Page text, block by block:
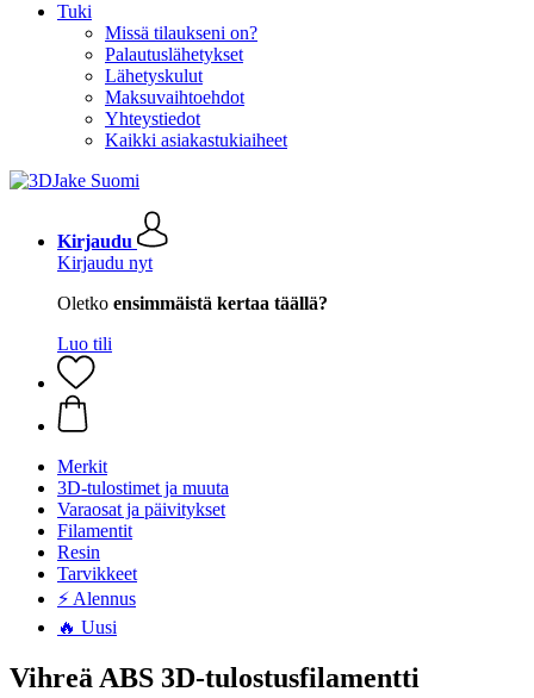
Tuki
Missä tilaukseni on?
Palautuslähetykset
Lähetyskulut
Maksuvaihtoehdot
Yhteystiedot
Kaikki asiakastukiaiheet
Kirjaudu
Kirjaudu nyt
Oletko ensimmäistä kertaa täällä?
Luo tili
Merkit
3D-tulostimet ja muuta
Varaosat ja päivitykset
Filamentit
Resin
Tarvikkeet
⚡ Alennus
🔥 Uusi
Vihreä ABS 3D-tulostusfilamentti